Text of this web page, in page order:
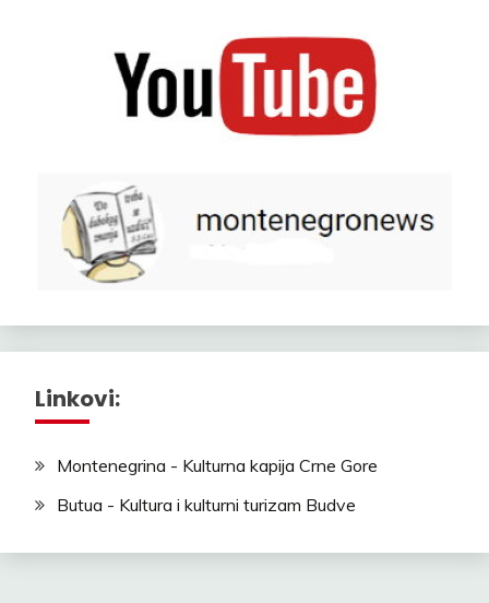
Linkovi:
Montenegrina - Kulturna kapija Crne Gore
Butua - Kultura i kulturni turizam Budve